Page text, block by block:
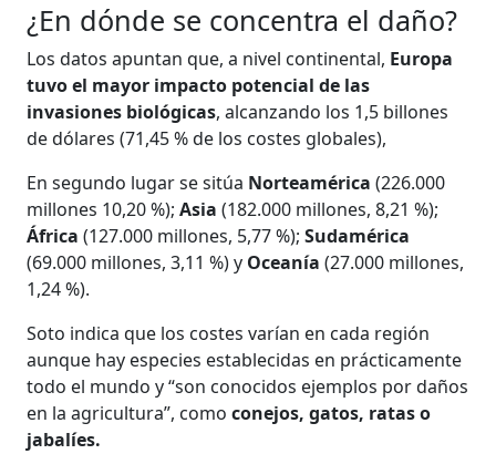
¿En dónde se concentra el daño?
Los datos apuntan que, a nivel continental, Europa
tuvo el mayor impacto potencial de las
invasiones biológicas, alcanzando los 1,5 billones
de dólares (71,45 % de los costes globales),
En segundo lugar se sitúa Norteamérica(226.000
millones 10,20 %);Asia(182.000 millones, 8,21 %);
África(127.000 millones, 5,77 %);Sudamérica
(69.000 millones, 3,11 %) y Oceanía(27.000 millones,
1,24 %).
Soto indica que los costes varían en cada región
aunque hay especies establecidas en prácticamente
todo el mundo y “son conocidos ejemplos por daños
en la agricultura”, comoconejos, gatos, ratas o
jabalíes.